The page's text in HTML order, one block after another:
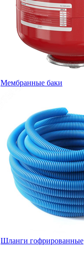
Мембранные баки
Шланги гофрированные